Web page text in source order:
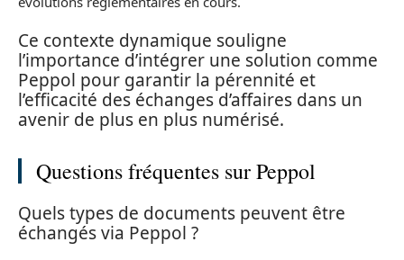
Ce contexte dynamique souligne
l’importance d’intégrer une solution comme
Peppol pour garantir la pérennité et
l’efficacité des échanges d’affaires dans un
avenir de plus en plus numérisé.
Questions fréquentes sur Peppol
Quels types de documents peuvent être
échangés via Peppol ?